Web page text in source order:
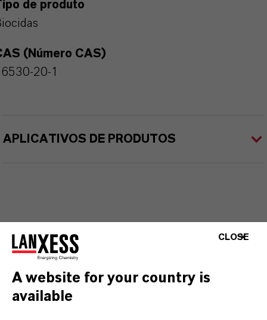
de produto
(Número CAS)
20-1
APLICATIVOS DE PRODUTOS
CLOSE
A website for your country is
available